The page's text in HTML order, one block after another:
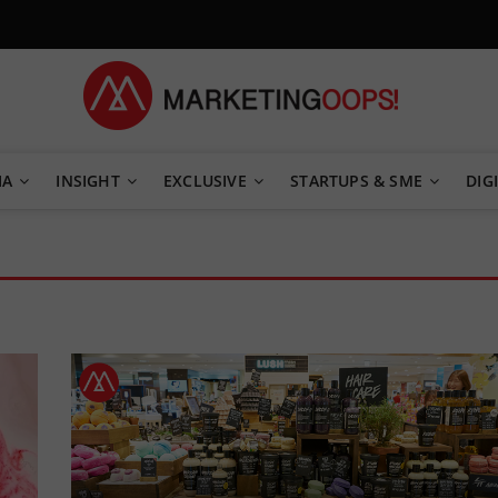
INSIGHT EXCLUSIVE STARTUPS & SME